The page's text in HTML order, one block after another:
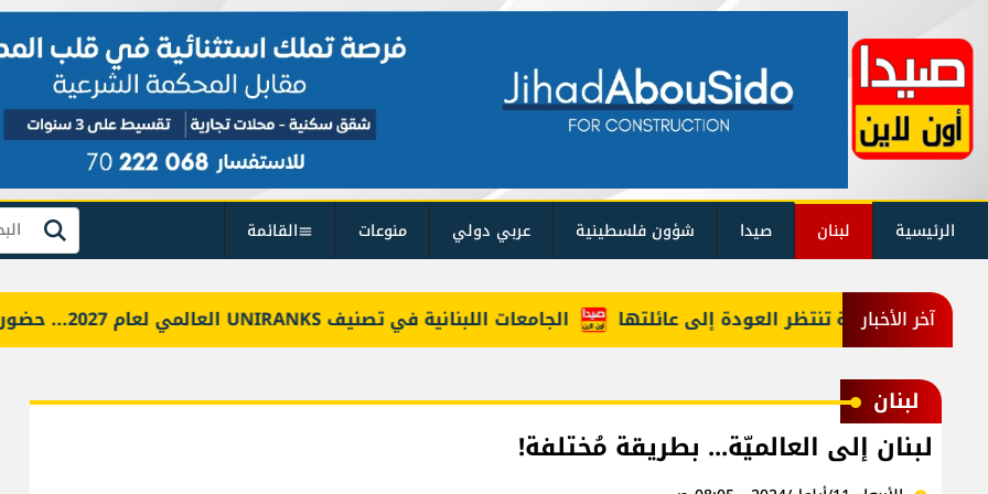
الرئيسية لبنان صيدا شؤون فلسطينية عربي دولي منوعات القائمة بحث
آخر الأخبار الجامعات اللبنانية في تصنيف UNIRANKS العالمي لعام 2027... حضور عالمي وعربي تنتظر العودة إلى عائلتها
لبنان
لبنان إلى العالميّة... بطريقة مُختلفة!